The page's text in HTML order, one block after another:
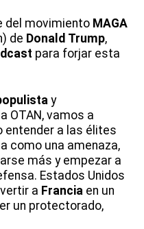
del movimiento MAGA
de Donald Trump,
para forjar esta
y
OTAN, vamos a
entender a las élites
como una amenaza,
más y empezar a
Estados Unidos
a Francia en un
un protectorado,